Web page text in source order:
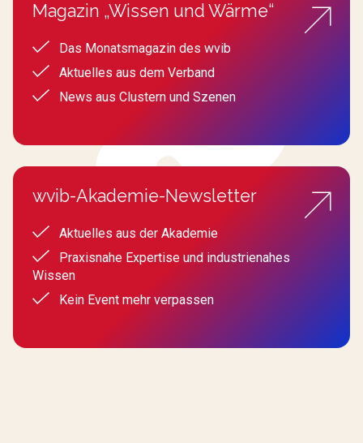
Magazin „Wissen und Wärme“
Das Monatsmagazin des wvib
Aktuelles aus dem Verband
News aus Clustern und Szenen
wvib-Akademie-Newsletter
Aktuelles aus der Akademie
Praxisnahe Expertise und industrienahes
Wissen
Kein Event mehr verpassen